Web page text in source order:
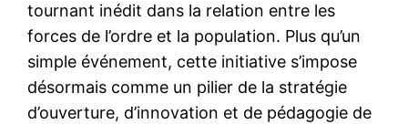
tournant inédit dans la relation entre les
forces de l’ordre et la population. Plus qu’un
simple événement, cette initiative s’impose
désormais comme un pilier de la stratégie
d’ouverture, d’innovation et de pédagogie de